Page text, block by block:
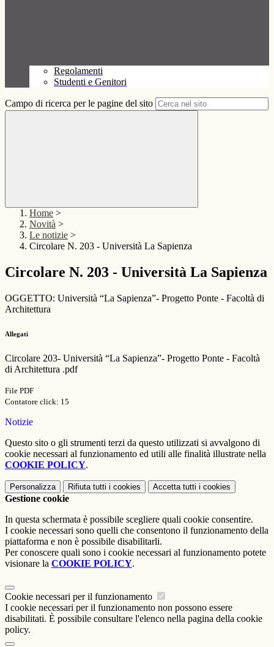
Regolamenti
Studenti e Genitori
Campo di ricerca per le pagine del sito
Home >
Novità >
Le notizie >
Circolare N. 203 - Università La Sapienza
Circolare N. 203 - Università La Sapienza
OGGETTO: Università “La Sapienza”- Progetto Ponte - Facoltà di
Architettura
Allegati
Circolare 203- Università “La Sapienza”- Progetto Ponte - Facoltà
di Architettura .pdf
File PDF
Contatore click: 15
Notizie
Questo sito o gli strumenti terzi da questo utilizzati si avvalgono di
cookie necessari al funzionamento ed utili alle finalità illustrate nella
COOKIE POLICY.
Personalizza Rifiuta tutti i cookies Accetta tutti i cookies
Gestione cookie
In questa schermata è possibile scegliere quali cookie consentire.
I cookie necessari sono quelli che consentono il funzionamento della
piattaforma e non è possibile disabilitarli.
Per conoscere quali sono i cookie necessari al funzionamento potete
visionare la COOKIE POLICY.
Cookie necessari per il funzionamento
I cookie necessari per il funzionamento non possono essere
disabilitati. È possibile consultare l'elenco nella pagina della cookie
policy.